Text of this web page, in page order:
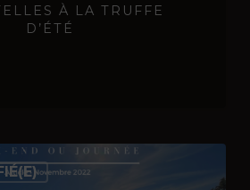
À LA TRUFFE
D’ÉTÉ
Votre
séjour